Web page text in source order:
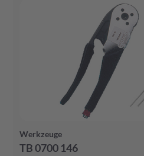
Werkzeuge
TB 0700 146